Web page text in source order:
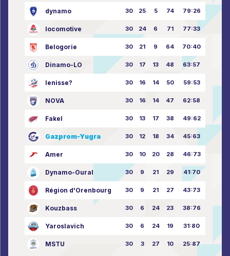
dynamo 30 25 5 74 79:26
locomotive 30 24 6 71 77:33
Belogorie 30 21 9 64 70:40
Dinamo-LO 30 17 13 48 63:57
Ienisse? 30 16 14 50 59:53
NOVA 30 16 14 47 62:58
Fakel 30 13 17 38 49:62
Gazprom-Yugra 30 12 18 34 45:63
Amer 30 10 20 28 46:73
Dynamo-Oural 30 9 21 29 41:70
Région d'Orenbourg 30 9 21 27 43:73
Kouzbass 30 6 24 23 38:76
Yaroslavich 30 6 24 19 31:80
MSTU 30 3 27 10 25:87